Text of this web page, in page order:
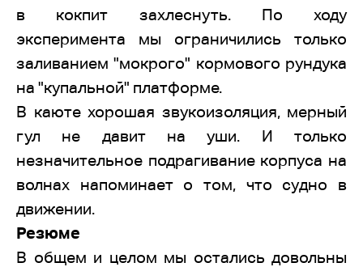
в кокпит захлеснуть. По ходу
эксперимента мы ограничились только
заливанием "мокрого" кормового рундука
на "купальной" платформе.
В каюте хорошая звукоизоляция, мерный
гул не давит на уши. И только
незначительное подрагивание корпуса на
волнах напоминает о том, что судно в
движении.
Резюме
В общем и целом мы остались довольны